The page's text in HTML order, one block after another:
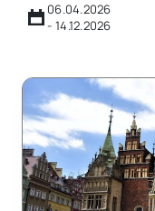
06.04.2026
- 14.12.2026